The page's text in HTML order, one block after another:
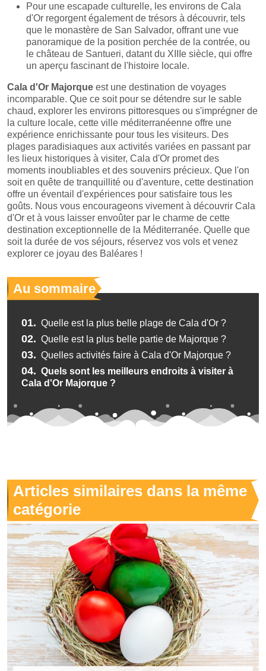
Pour une escapade culturelle, les environs de Cala
d'Or regorgent également de trésors à découvrir, tels
que le monastère de San Salvador, offrant une vue
panoramique de la position perchée de la contrée, ou
le château de Santueri, datant du XIIIe siècle, qui offre
un aperçu fascinant de l'histoire locale.
Cala d'Or Majorque est une destination de voyages
incomparable. Que ce soit pour se détendre sur le sable
chaud, explorer les environs pittoresques ou s'imprégner de
la culture locale, cette ville méditerranéenne offre une
expérience enrichissante pour tous les visiteurs. Des
plages paradisiaques aux activités variées en passant par
les lieux historiques à visiter, Cala d'Or promet des
moments inoubliables et des souvenirs précieux. Que l'on
soit en quête de tranquillité ou d'aventure, cette destination
offre un éventail d'expériences pour satisfaire tous les
goûts. Nous vous encourageons vivement à découvrir Cala
d'Or et à vous laisser envoûter par le charme de cette
destination exceptionnelle de la Méditerranée. Quelle que
soit la durée de vos séjours, réservez vos vols et venez
explorer ce joyau des Baléares !
Au sommaire
01. Quelle est la plus belle plage de Cala d'Or ?
02. Quelle est la plus belle partie de Majorque ?
03. Quelles activités faire à Cala d'Or Majorque ?
04. Quels sont les meilleurs endroits à visiter à
Cala d'Or Majorque ?
Articles similaires dans la même
catégorie